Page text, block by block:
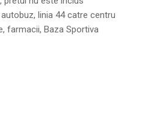
linia 44 catre centru
farmacii, Baza Sportiva